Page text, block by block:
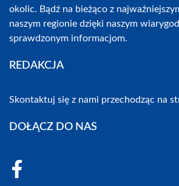
okolic. Bądź na bieżąco z
naszym regionie dzięki naszym
sprawdzonym informacjom.
REDAKCJA
Skontaktuj się z nami przechodząc na
DOŁĄCZ DO NAS